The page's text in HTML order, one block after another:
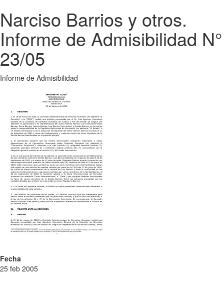
Narciso Barrios y otros.
Informe de Admisibilidad N°
23/05
Informe de Admisibilidad
Fecha
25 feb 2005